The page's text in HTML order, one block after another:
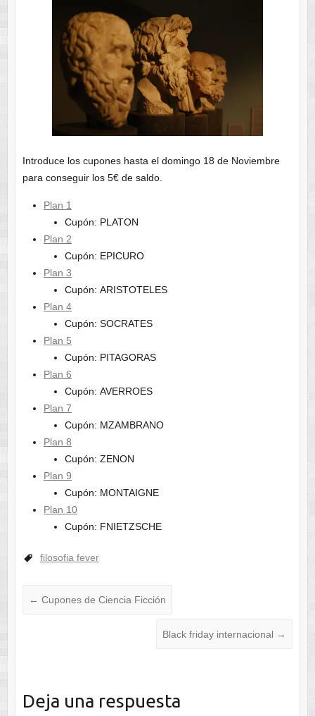
Introduce los cupones hasta el domingo 18 de Noviembre
para conseguir los 5€ de saldo.
Plan 1
Cupón: PLATON
Plan 2
Cupón: EPICURO
Plan 3
Cupón: ARISTOTELES
Plan 4
Cupón: SOCRATES
Plan 5
Cupón: PITAGORAS
Plan 6
Cupón: AVERROES
Plan 7
Cupón: MZAMBRANO
Plan 8
Cupón: ZENON
Plan 9
Cupón: MONTAIGNE
Plan 10
Cupón: FNIETZSCHE
filosofia fever
← Cupones de Ciencia Ficción
Black friday internacional →
Deja una respuesta